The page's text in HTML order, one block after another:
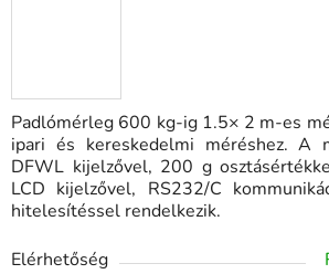
Padlómérleg 600 kg-ig 1.5× 2 m-es
ipari és kereskedelmi méréshez. A
DFWL kijelzővel, 200 g
LCD kijelzővel, RS232/C
hitelesítéssel rendelkezik.
Elérhetőség